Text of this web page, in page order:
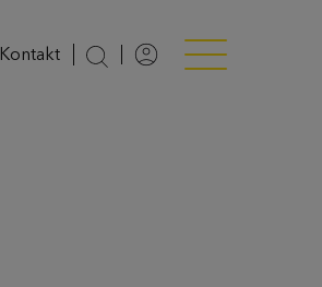
Kontakt
LoginMenü anzeigen/